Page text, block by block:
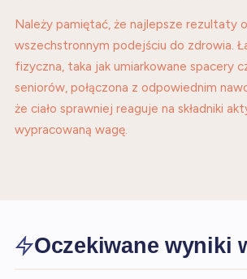
Należy pamiętać, że najlepsze rezultaty
wszechstronnym podejściu do zdrowia.
fizyczna, taka jak umiarkowane spacery
seniorów, połączona z odpowiednim
że ciało sprawniej reaguje na składniki
wypracowaną wagę.
Oczekiwane wyniki